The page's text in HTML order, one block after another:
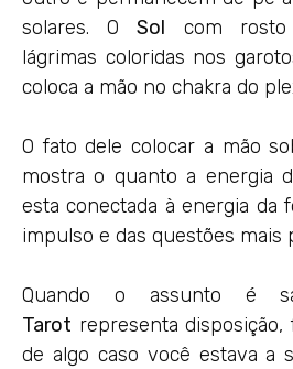
solares. OSol com rosto
lágrimas coloridas nos
coloca a mão no chakra do
O fato dele colocar a mão
mostra o quanto a energia
esta conectada à energia da
impulso e das questões mais
Quando o assunto é
Tarot representa
de algo caso você estava a